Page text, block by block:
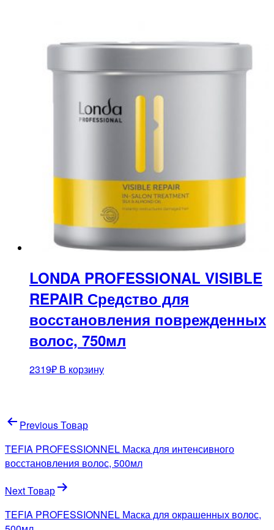
LONDA PROFESSIONAL VISIBLE
REPAIR Средство для
восстановления поврежденных
волос, 750мл
2319₽ В корзину
Навигация
по
записям
Previous Товар
TEFIA PROFESSIONNEL Маска для интенсивного
восстановления волос, 500мл
Next Товар
TEFIA PROFESSIONNEL Маска для окрашенных волос,